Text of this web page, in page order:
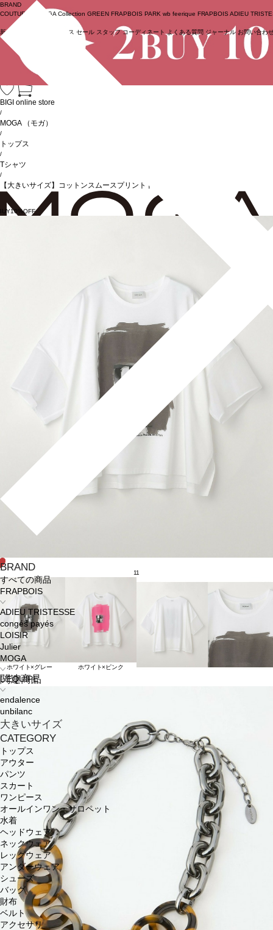
ログイン
BRAND
COUTURIER
MOGA Collection GREEN FRAPBOIS PARK wb feerique FRAPBOIS ADIEU
新着商品 ニュース セール スタッフ コーディネート よくある質問 ジャーナル お問い合わ
BRAND
すべての商品
FRAPBOIS
ADIEU TRISTESSE
congés payés
LOISIR
Julier
MOGA
L'EQUIPE
endalence
unbilanc
大きいサイズ
CATEGORY
トップス
アウター
パンツ
スカート
ワンピース
オールインワン・サロペット
水着
ヘッドウェア
ネックウェア
レッグウェア
アンダーウェア
シューズ
バッグ
財布
ベルト
アクセサリ
BIGI online store
/
MOGA （モガ）
/
トップス
/
Tシャツ
/
【大きいサイズ】コットンスムースプリントドッキングトップス
11
ホワイト×グレー ホワイト×ピンク
関連商品